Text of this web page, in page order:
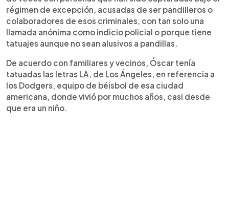
régimen de excepción, acusadas de ser pandilleros o
colaboradores de esos criminales, con tan solo una
llamada anónima como indicio policial o porque tiene
tatuajes aunque no sean alusivos a pandillas.
De acuerdo con familiares y vecinos, Óscar tenía
tatuadas las letras LA, de Los Ángeles, en referencia a
los Dodgers, equipo de béisbol de esa ciudad
americana, donde vivió por muchos años, casi desde
que era un niño.